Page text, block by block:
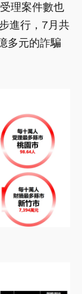
理案件數也
進行，7月共
多元的詐騙